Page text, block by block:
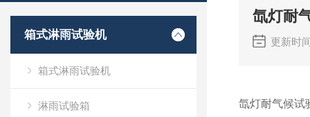
箱式淋雨试验机
箱式淋雨试验机
淋雨试验箱
氙灯耐
更新时
氙灯耐气候试